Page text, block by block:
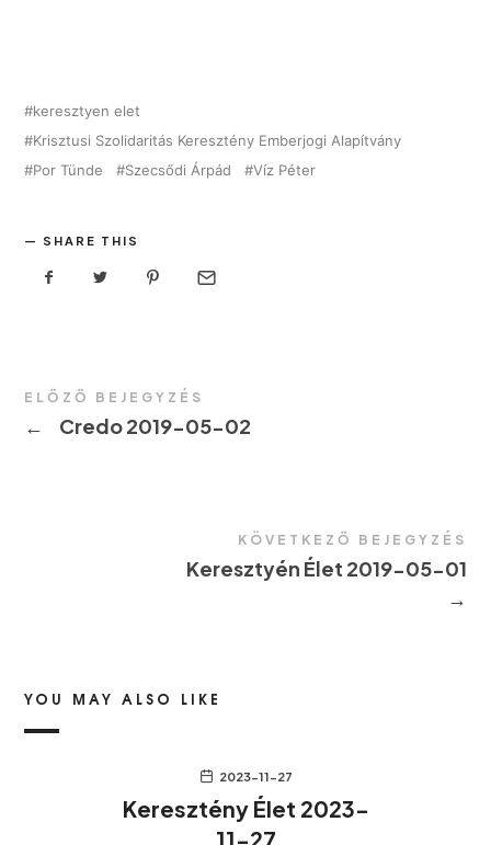
keresztyen elet
Krisztusi Szolidaritás Keresztény Emberjogi Alapítvány
Por Tünde
Szecsődi Árpád Víz Péter
SHARE THIS
ELŐZŐ BEJEGYZÉS
← Credo 2019-05-02
KÖVETKEZŐ BEJEGYZÉS
Keresztyén Élet 2019-05-01
→
YOU MAY ALSO LIKE
2023-11-27
Keresztény Élet 2023-
11-27